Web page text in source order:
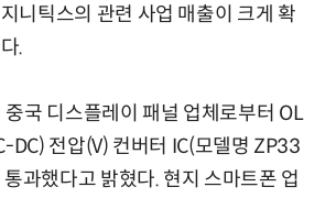
니틱스의 관련 사업 매출이 크게 확
.
국 디스플레이 패널 업체로부터 OL
DC) 전압(V) 컨버터 IC(모델명 ZP33
과했다고 밝혔다. 현지 스마트폰 업